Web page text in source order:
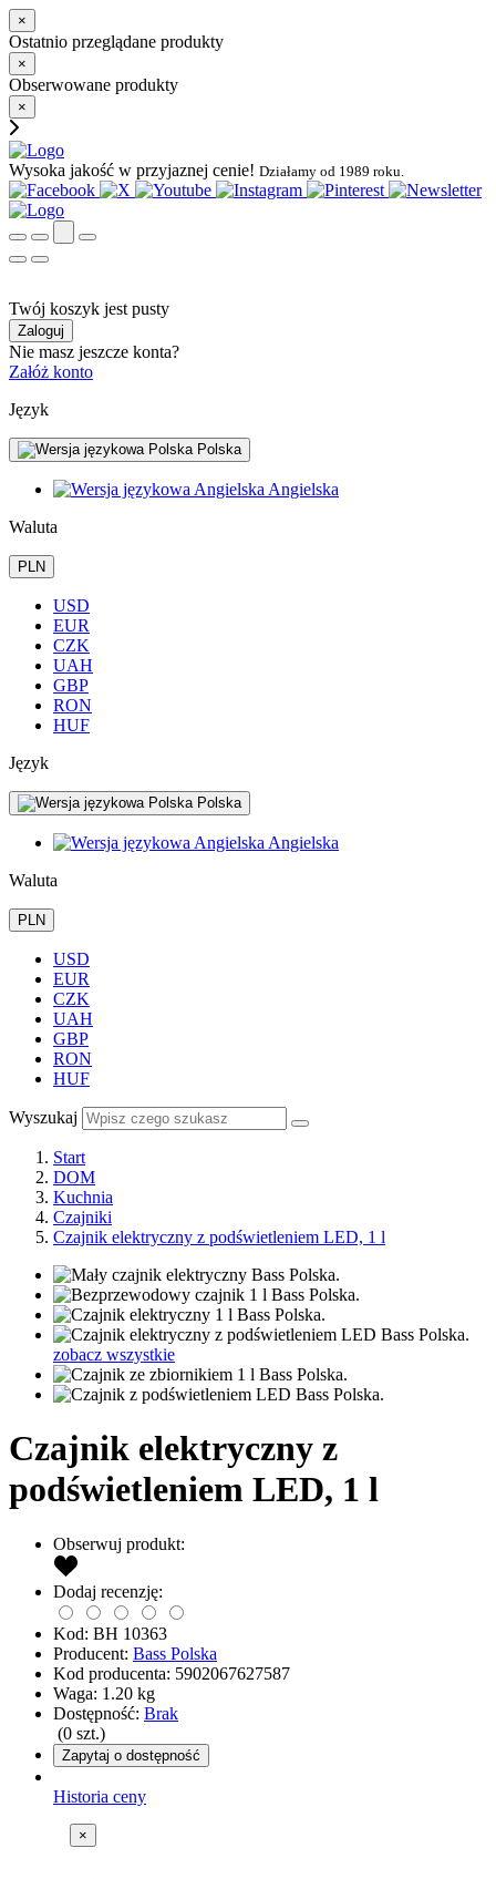
×
Ostatnio przeglądane produkty
×
Obserwowane produkty
×
Wysoka jakość w przyjaznej cenie! Działamy od 1989 roku.
Twój koszyk jest pusty
Zaloguj
Nie masz jeszcze konta?
Załóż konto
Język
Polska
Angielska
Waluta
PLN
USD
EUR
CZK
UAH
GBP
RON
HUF
Język
Polska
Angielska
Waluta
PLN
USD
EUR
CZK
UAH
GBP
RON
HUF
Wyszukaj
Start
DOM
Kuchnia
Czajniki
Czajnik elektryczny z podświetleniem LED, 1 l
zobacz wszystkie
Czajnik elektryczny z
podświetleniem LED, 1 l
Obserwuj produkt:
Dodaj recenzję:
Kod: BH 10363
Producent: Bass Polska
Kod producenta: 5902067627587
Waga: 1.20 kg
Dostępność: Brak
(0 szt.)
Zapytaj o dostępność
Historia ceny
×